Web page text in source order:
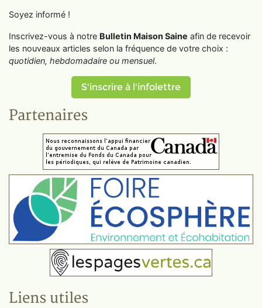
Soyez informé !
Inscrivez-vous à notre Bulletin Maison Saine afin de recevoir
les nouveaux articles selon la fréquence de votre choix :
quotidien, hebdomadaire ou mensuel.
S'inscrire à l'infolettre
Partenaires
Liens utiles